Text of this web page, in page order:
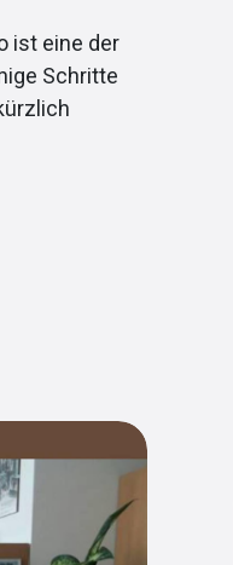
ist eine der
Schritte